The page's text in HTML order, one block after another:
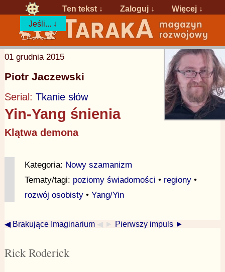
Ten tekst ↓ Zaloguj ↓
Więcej ↓
Jeśli... ↓
01 grudnia 2015
Piotr Jaczewski
Serial: Tkanie słów
Yin-Yang śnienia
Klątwa demona
Kategoria: Nowy szamanizm
Tematy/tagi: poziomy świadomości • regiony•
rozwój osobisty• Yang/Yin
◀ Brakujące Imaginarium ◀ ► Pierwszy impuls ►
Rick Roderick